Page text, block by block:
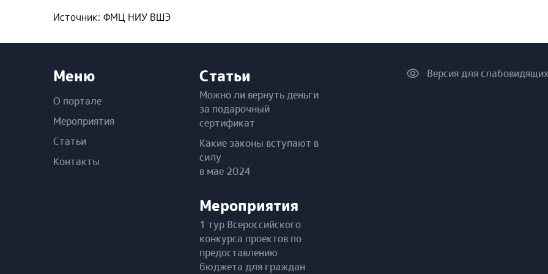
Источник: ФМЦ НИУ ВШЭ
Меню
О портале
Мероприятия
Статьи
Контакты
Статьи
Можно ли вернуть деньги
за подарочный
сертификат
Какие законы вступают в
силу
в мае 2024
Мероприятия
1 тур Всероссийского
конкурса проектов по
предоставлению
бюджета для граждан
Версия для слабовидящих